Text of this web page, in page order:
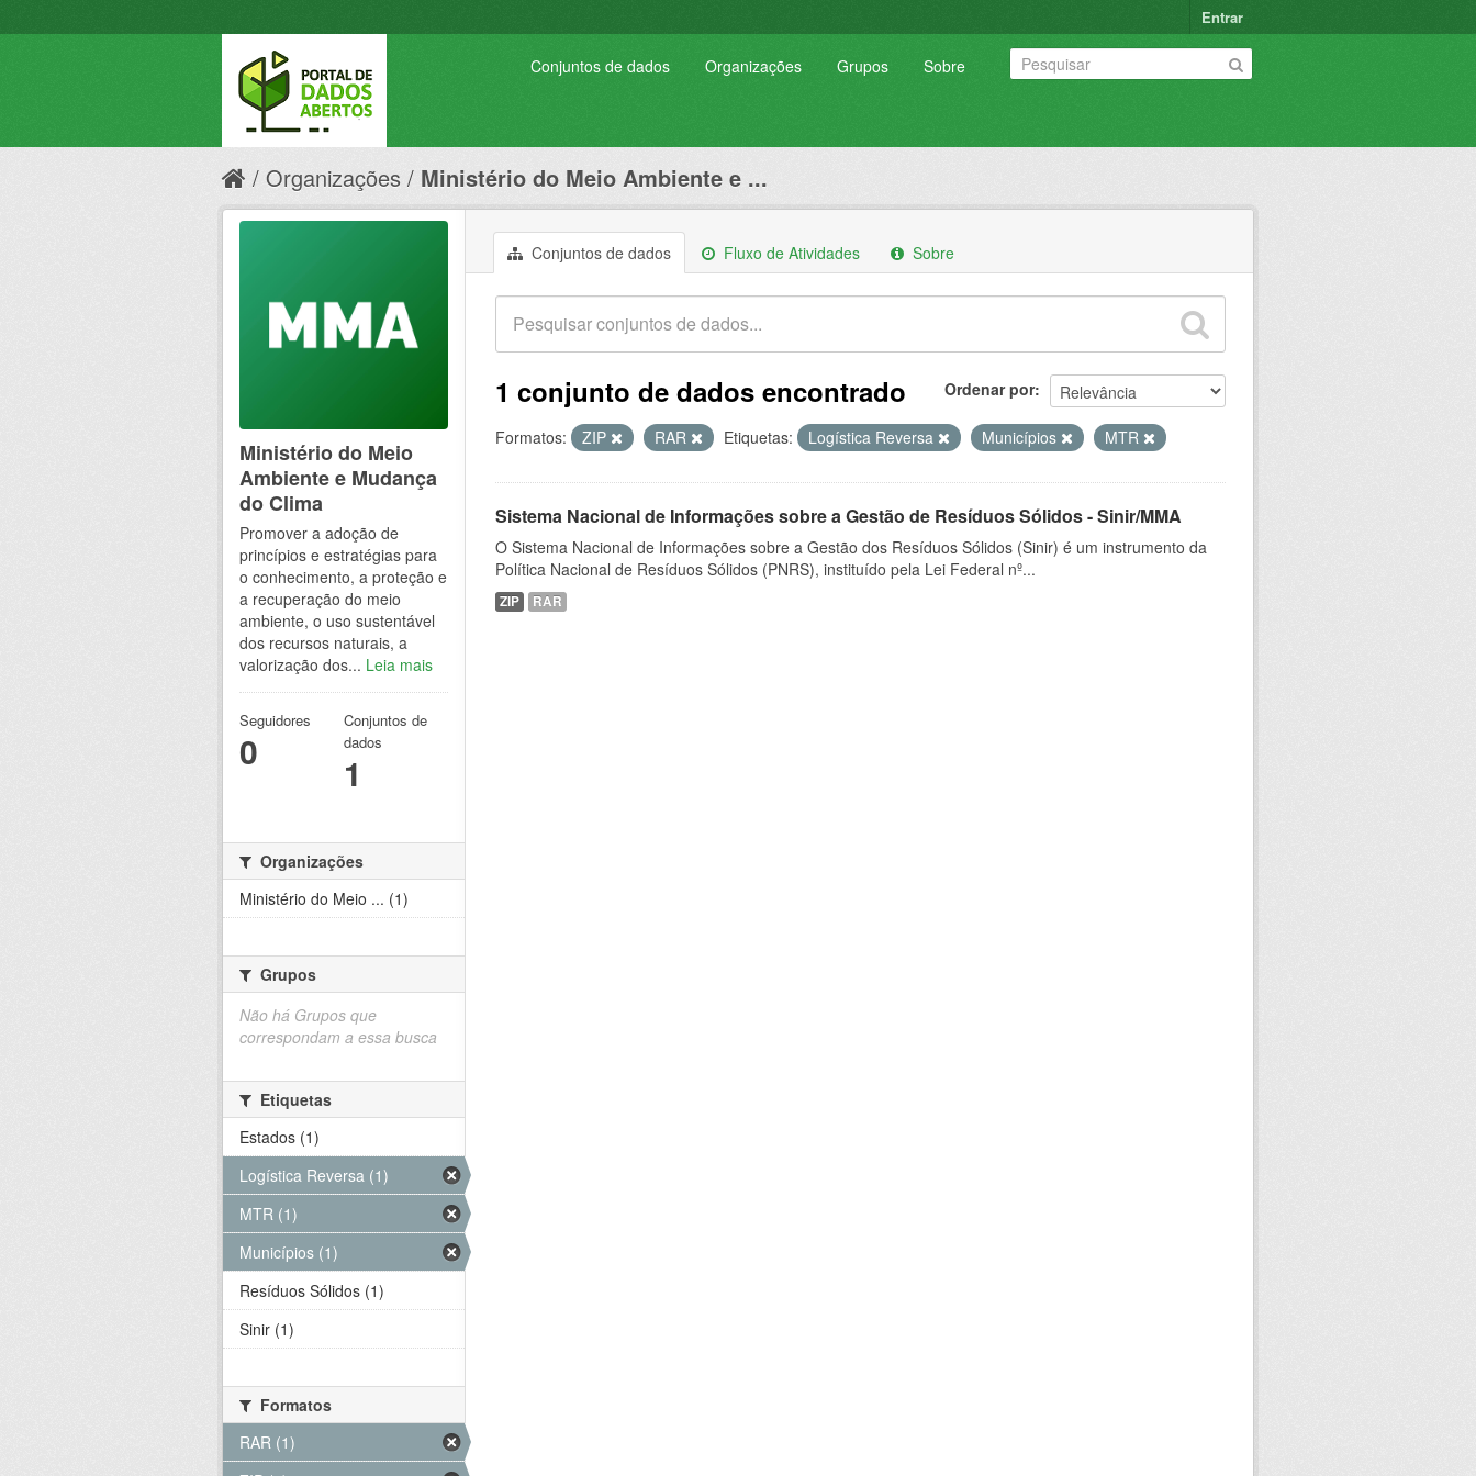
Entrar
Conjuntos de dados Organizações Grupos Sobre
Organizações Ministério do Meio Ambiente e ...
Conjuntos de dados Fluxo de Atividades Sobre
Ordenar por
1 conjunto de dados encontrado
Formatos: ZIP RAR Etiquetas: Logística Reversa Municípios MTR
Sistema Nacional de Informações sobre a Gestão de Resíduos Sólidos - Sinir/MMA
O Sistema Nacional de Informações sobre a Gestão dos Resíduos Sólidos (Sinir) é um instrumento da
Política Nacional de Resíduos Sólidos (PNRS), instituído pela Lei Federal nº...
ZIP RAR
Ministério do Meio
Ambiente e Mudança
do Clima
Promover a adoção de
princípios e estratégias para
o conhecimento, a proteção e
a recuperação do meio
ambiente, o uso sustentável
dos recursos naturais, a
valorização dos... Leia mais
Seguidores
0
Conjuntos de
dados
1
Organizações
Ministério do Meio ... (1)
Grupos
Não há Grupos que
correspondam a essa busca
Etiquetas
Estados (1)
Logística Reversa (1)
MTR (1)
Municípios (1)
Resíduos Sólidos (1)
Sinir (1)
Formatos
RAR (1)